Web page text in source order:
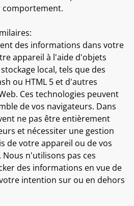
comportement.
des informations dans votre
appareil à l'aide d'objets
local, tels que des
ou HTML 5 et d'autres
Ces technologies peuvent
de vos navigateurs. Dans
ne pas être entièrement
et nécessiter une gestion
de votre appareil ou de vos
n'utilisons pas ces
des informations en vue de
intention sur ou en dehors